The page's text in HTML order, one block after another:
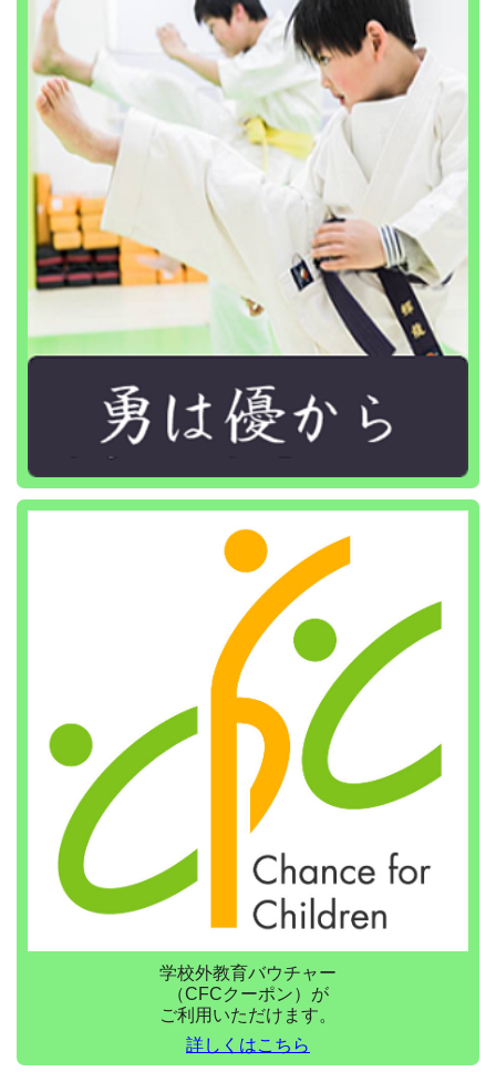
学校外教育バウチャー
（CFCクーポン）が
ご利用いただけます。
詳しくはこちら